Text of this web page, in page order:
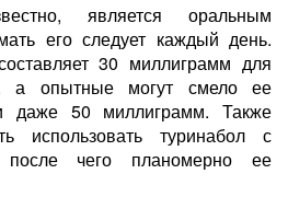
является оральным
его следует каждый день.
30 миллиграмм для
а опытные могут смело ее
даже 50 миллиграмм. Также
использовать туринабол с
чего планомерно ее